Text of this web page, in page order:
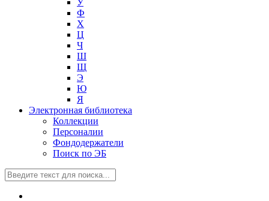
У
Ф
Х
Ц
Ч
Ш
Щ
Э
Ю
Я
Электронная библиотека
Коллекции
Персоналии
Фондодержатели
Поиск по ЭБ